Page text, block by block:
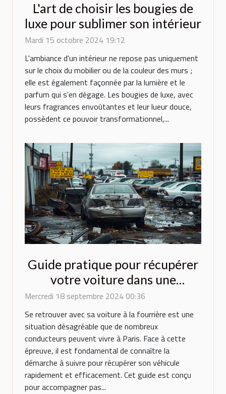
L'art de choisir les bougies de
luxe pour sublimer son intérieur
Mardi 15 octobre 2024 19:12
L'ambiance d'un intérieur ne repose pas uniquement
sur le choix du mobilier ou de la couleur des murs ;
elle est également façonnée par la lumière et le
parfum qui s'en dégage. Les bougies de luxe, avec
leurs fragrances envoûtantes et leur lueur douce,
possèdent ce pouvoir transformationnel,...
Guide pratique pour récupérer
votre voiture dans une
fourrière parisienne
Mercredi 18 septembre 2024 00:36
Se retrouver avec sa voiture à la fourrière est une
situation désagréable que de nombreux
conducteurs peuvent vivre à Paris. Face à cette
épreuve, il est fondamental de connaître la
démarche à suivre pour récupérer son véhicule
rapidement et efficacement. Cet guide est conçu
pour accompagner pas...